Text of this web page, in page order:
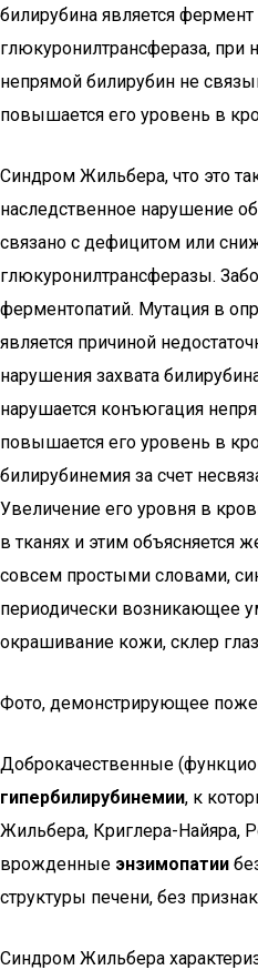
билирубина является
глюкуронилтрансфераза, при
непрямой билирубин не
повышается его уровень в
Синдром Жильбера, что это
наследственное нарушение
связано с дефицитом или
глюкуронилтрансферазы.
ферментопатий. Мутация в
является причиной
нарушения захвата
нарушается конъюгация
повышается его уровень в
билирубинемия за счет
Увеличение его уровня в
в тканях и этим объясняется
совсем простыми словами,
периодически возникающее
окрашивание кожи, склер глаз
Фото, демонстрирующее
Доброкачественные
гипербилирубинемии, к
Жильбера, Криглера-Найяра,
врожденные энзимопатии
структуры печени, без
Синдром Жильбера